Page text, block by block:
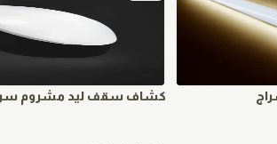
كشاف سقف ليد مشروم